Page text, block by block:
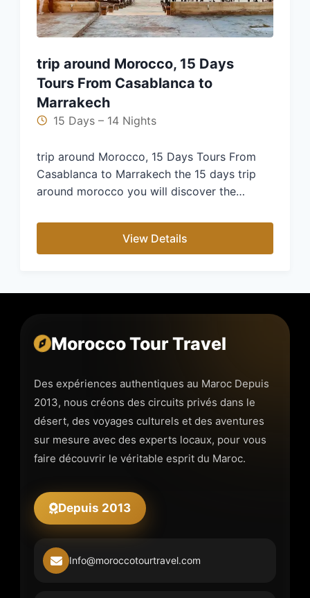
trip around Morocco, 15 Days
Tours From Casablanca to
Marrakech
15 Days – 14 Nights
trip around Morocco, 15 Days Tours From
Casablanca to Marrakech the 15 days trip
around morocco you will discover the…
View Details
Morocco Tour Travel
Des expériences authentiques au Maroc Depuis
2013, nous créons des circuits privés dans le
désert, des voyages culturels et des aventures
sur mesure avec des experts locaux, pour vous
faire découvrir le véritable esprit du Maroc.
Depuis 2013
Info@moroccotourtravel.com